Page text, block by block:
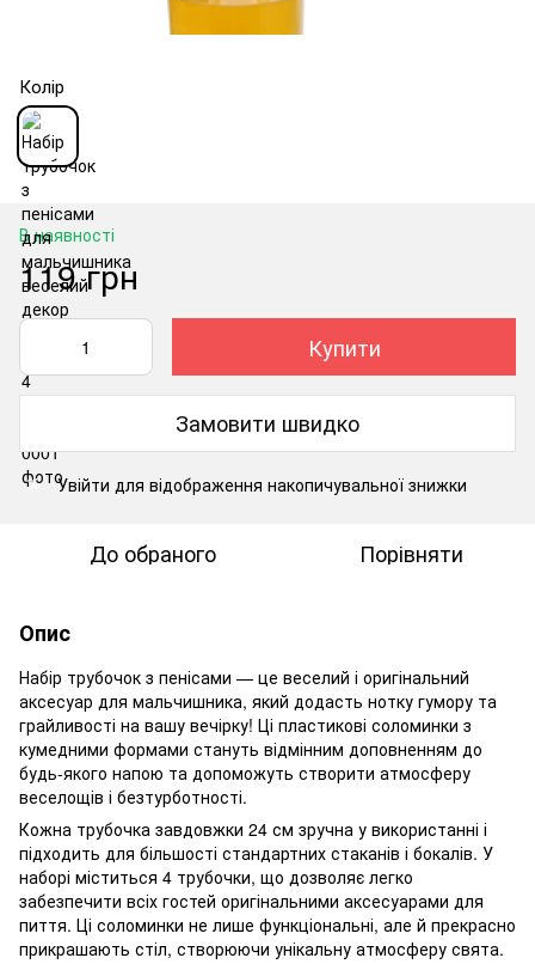
Колір
В наявності
119 грн
Купити
Замовити швидко
% Увійти для відображення накопичувальної знижки
До обраного Порівняти
Опис
Набір трубочок з пенісами — це веселий і оригінальний
аксесуар для мальчишника, який додасть нотку гумору та
грайливості на вашу вечірку! Ці пластикові соломинки з
кумедними формами стануть відмінним доповненням до
будь-якого напою та допоможуть створити атмосферу
веселощів і безтурботності.
Кожна трубочка завдовжки 24 см зручна у використанні і
підходить для більшості стандартних стаканів і бокалів. У
наборі міститься 4 трубочки, що дозволяє легко
забезпечити всіх гостей оригінальними аксесуарами для
пиття. Ці соломинки не лише функціональні, але й прекрасно
прикрашають стіл, створюючи унікальну атмосферу свята.